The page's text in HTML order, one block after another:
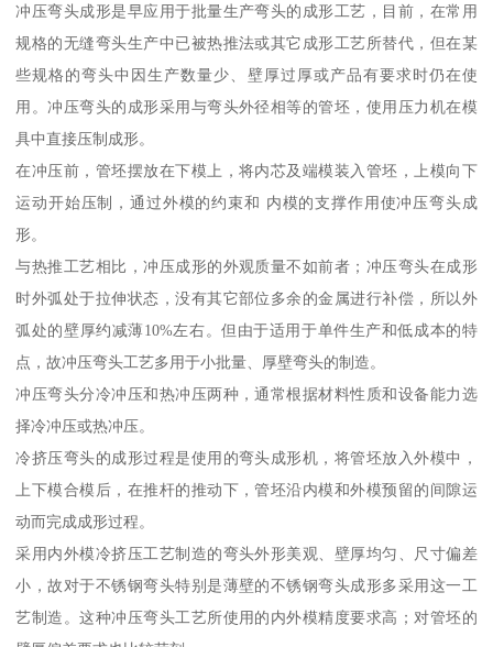
冲压弯头成形是早应用于批量生产弯头的成形工艺，目前，在常用
规格的无缝弯头生产中已被热推法或其它成形工艺所替代，但在某
些规格的弯头中因生产数量少、壁厚过厚或产品有要求时仍在使
用。冲压弯头的成形采用与弯头外径相等的管坯，使用压力机在模
具中直接压制成形。
在冲压前，管坯摆放在下模上，将内芯及端模装入管坯，上模向下
运动开始压制，通过外模的约束和 内模的支撑作用使冲压弯头成
形。
与热推工艺相比，冲压成形的外观质量不如前者；冲压弯头在成形
时外弧处于拉伸状态，没有其它部位多余的金属进行补偿，所以外
弧处的壁厚约减薄10%左右。但由于适用于单件生产和低成本的特
点，故冲压弯头工艺多用于小批量、厚壁弯头的制造。
冲压弯头分冷冲压和热冲压两种，通常根据材料性质和设备能力选
择冷冲压或热冲压。
冷挤压弯头的成形过程是使用的弯头成形机，将管坯放入外模中，
上下模合模后，在推杆的推动下，管坯沿内模和外模预留的间隙运
动而完成成形过程。
采用内外模冷挤压工艺制造的弯头外形美观、壁厚均匀、尺寸偏差
小，故对于不锈钢弯头特别是薄壁的不锈钢弯头成形多采用这一工
艺制造。这种冲压弯头工艺所使用的内外模精度要求高；对管坯的